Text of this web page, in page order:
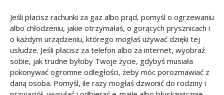
Jeśli płacisz rachunki za gaz albo prąd, pomyśl o ogrzewaniu
albo chłodzeniu, jakie otrzymałaś, o gorących prysznicach i
o każdym urządzeniu, którego mogłaś używać dzięki tej
usłudze. Jeśli płacisz za telefon albo za internet, wyobraź
sobie, jak trudne byłoby Twoje życie, gdybyś musiała
pokonywać ogromne odległości, żeby móc porozmawiać z
daną osoba. Pomyśl, ile razy mogłaś dzwonić do rodziny i